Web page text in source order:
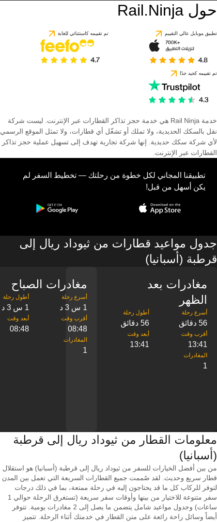
حول Rail.Ninja
تطبيق موبايل عالي التقييم تم تقييمه كاستثنائي للغاية
تم تقييمه كجيد جدًا
خدمة Rail Ninja هي خدمة حجز تذاكر القطارات عبر الإنترنت. ليست شركة
نقل بالسكك الحديدية، ولا تملك أو تشغّل أي قطارات، ولا تمثل الموقع الرسمي
لأي شركة سكك حديدية. إنها شركة تجارية تهدف إلى تسهيل عملية حجز تذاكر
القطارات عبر الإنترنت.
تطبيقنا المجاني لكل خطوة من رحلتك — تخطيط السفر لم
يكن أسهل من قبل!
جدول مواعيد قطارات من ثيوداد ريال إلى
قرطبة (أسبانيا)
مغادرات بعد
الظهر
56 دقائق 56 دقائق
13:41
13:41
1
مغادرات الصباح
1 س 3 د 1 س 3 د
08:48
08:48
1
معلومات القطار من ‎ثيوداد ريال إلى ‎قرطبة
(أسبانيا)
من بين أفضل الخيارات للسفر من ثيوداد ريال إلى قرطبة (أسبانيا) هو استقلال
قطار سريع وحديث. لقد صُممت جميع القطارات السريعة التي تعمل بين المدن
لتوفر للركاب كل ما قد يحتاجون إليه في رحلة ممتعة، بما في ذلك درجات
سفر متنوعة للاختيار من بينها وأوقات سفر سريعة (تستغرق الرحلة حوالي 1
ساعات) وجدول مواعيد شامل يتضمن ما يصل إلى 2 مغادرات يومية. تتوفر
أيضاً وسائل راحة رائعة على متن القطار في خدمتك أثناء الرحلة. تتميز